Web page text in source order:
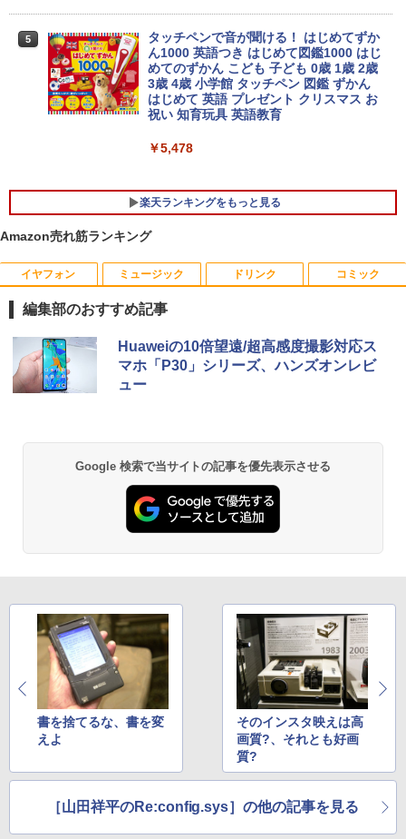
￥26,800
【マラソンP5倍/10%オフクーポン】中古
ノートパソコンWindows11 Pro Office
付き Panasonic Let's note CF-SV9 第1
26GB/512GB 12.1インチFHD Wi-Fi Blu
￥28,900
5
Lenovo ThinkPad X380 Yoga 13.3型マ
ルチタッチパネル IPS液晶フルHD ペン付
き 8世代Core i5-8250U NVMeSSD256G
B メモリ8GB Webカメラ内蔵 指紋認証
Type-C Thunderbolt3 キーボードバッ
クライト HDMI microSD Office Windo
ws11
￥29,800
超得2,500円OFF&P2倍｜Windows11正
式対応｜楽天1位｜最大180日保証｜CPU
Windows11 office付き｜メモリ8GB SS
可能｜デスクトップ 中古｜中古PC
「セールで108,430円から」GEEKOM G
T13 Max AI ミニPC【法人様に選ばれる·I
ntelの安定性】Core Ultra U9-185H搭載
128GB DDR5+6TB SSD拡張可能｜USB
4×2｜WiFi7·BT5.4·2.5G LAN｜SDカー
ド対応｜業務·動画編集·3D設計·サーバー
NEC等) テレワーク デュアルモニター S
witch PS4 PS5対応 【整備済み中古品】
￥6,470
モバイルモニター 15.6インチ InnoView
薄型 軽量 持ち運び 壁掛けに対応 Switc
h/PS3/PS4/PS5/Xbox One/PC/スマホ/U
SBType-C/標準HDMI対応【選べる種
￥8,980
5
タッチペンで音が聞ける！ はじめてずか
ん1000 英語つき はじめて図鑑1000 はじ
めてのずかん こども 子ども 0歳 1歳 2歳
3歳 4歳 小学館 タッチペン 図鑑 ずかん
はじめて 英語 プレゼント クリスマス お
祝い 知育玩具 英語教育
￥5,478
楽天ランキングをもっと見る
Amazon売れ筋ランキング
イヤフォン
Anker Soundcore P40i オフホワイト
￥7,990
￥5,990
￥14,990
【2026年アップグレード版】AOKIMI ワイヤ
レスイヤホン bluetooth イヤホン V12 小型
軽量 ブルートゥースHi-Fi 最大36時間再生 ぶ
るーとゅーす コードレス ENCノイズキャン
セリング 自動ペアリング Type-C充電 マイク
付き 防水 タッチ式音量調整 スポーツ/通勤/通
学/WEB会議(ホワイト)
￥1,964
ミュージック
BRUCE WAYNE feat. Flo Milli, ATL Jacob
[Explicit]
￥250
[Explicit]
￥250
￥250
On My Road (Stadium ver.)
￥250
On My Road (Stadium ver.)
￥250
ドリンク
【Amazon.co.jp限定】 い・ろ・は・す 2L P
ET ラベルレス ×8本
￥1,112
富士山の天然水 バナジウム含有 水 ミネラル
ウォーター ペットボトル 静岡県産 500ミリリ
ットル (Smart Basic)
￥1,380
強炭酸水 ペットボトル 500ミリリットル (Sm
art Basic)
￥1,625
by Amazon 天然水ラベルレス 2L×9本
【Amazon.co.jp限定】 伊藤園 磨かれて、澄
みきった日本の水 2L 8本 ラベルレス [ ケース
コミック
薬屋のひとりごと 17巻 (デジタル版ビッグガ
ンガンコミックス)
￥770
エース)
￥832
￥594
HUNTER×HUNTER モノクロ版 39 (ジャンプ
コミックスDIGITAL)
￥572
スーパーの裏でヤニ吸うふたり 9巻 (デジタル
版ビッグガンガンコミックス)
編集部のおすすめ記事
Huaweiの10倍望遠/超高感度撮影対応ス
マホ「P30」シリーズ、ハンズオンレビ
ュー
Google 検索で当サイトの記事を優先表示させる
書を捨てるな、書を変
えよ
そのインスタ映えは高
画質?、それとも好画
質?
［山田祥平のRe:config.sys］の他の記事を見る